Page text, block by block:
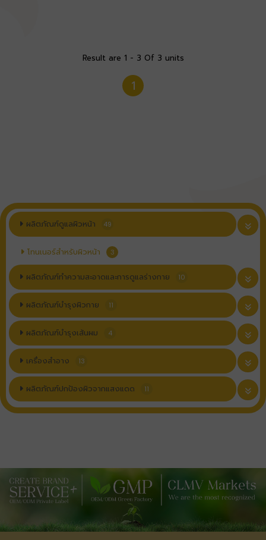
Result are 1 - 3 Of 3 units
1
ผลิตภัณฑ์ดูแลผิวหน้า 49
โทนเนอร์สำหรับผิวหน้า 3
ผลิตภัณฑ์ทำความสะอาดและการดูแลร่างกาย 10
ผลิตภัณฑ์บำรุงผิวกาย 11
ผลิตภัณฑ์บำรุงเส้นผม 4
เครื่องสำอาง 13
ผลิตภัณฑ์ปกป้องผิวจากแสงแดด 11